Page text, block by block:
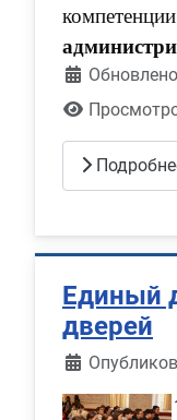
Единый
дверей
Информация